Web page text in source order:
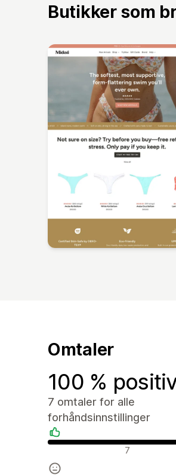
Butikker som
Omtaler
100 %
7 omtaler for alle
forhåndsinnstillinger
Positive omtaler 7